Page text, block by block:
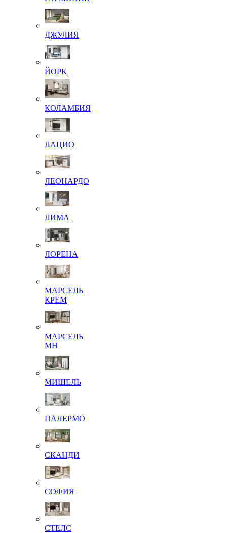
ДЖУЛИЯ
ЙОРК
КОЛАМБИЯ
ЛАЦИО
ЛЕОНАРДО
ЛИМА
ЛОРЕНА
МАРСЕЛЬ
КРЕМ
МАРСЕЛЬ
МН
МИШЕЛЬ
ПАЛЕРМО
СКАНДИ
СОФИЯ
СТЕЛС